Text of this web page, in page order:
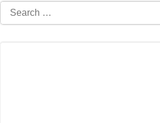
Search
for: